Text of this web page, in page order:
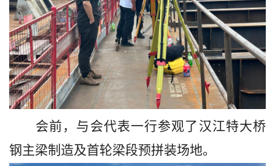
会前，与会代表一行参观了汉江特大桥
钢主梁制造及首轮梁段预拼装场地。